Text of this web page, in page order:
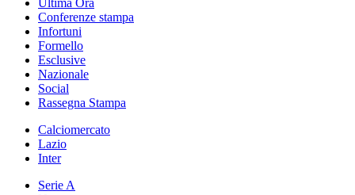
Ultima Ora
Conferenze stampa
Infortuni
Formello
Esclusive
Nazionale
Social
Rassegna Stampa
Calciomercato
Lazio
Inter
Serie A